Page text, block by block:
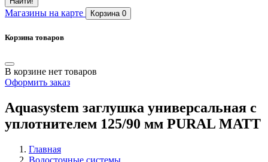
Магазины на карте Корзина 0
Корзина товаров
В корзине нет товаров
Оформить заказ
Aquasystem заглушка универсальная с
уплотнителем 125/90 мм PURAL MATT
Главная